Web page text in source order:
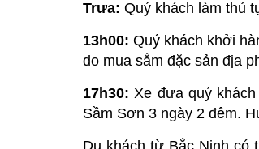
Trưa: Quý khách làm thủ
13h00:Quý khách khởi
do mua sắm đặc sản địa
17h30: Xe đưa quý
Sầm Sơn 3 ngày 2 đêm.
Du khách từ Bắc Ninh có